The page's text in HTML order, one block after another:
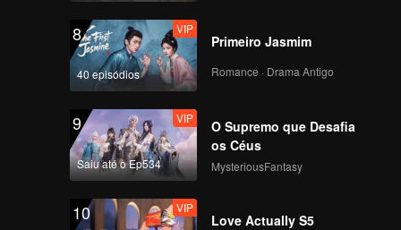
8
40 episódios
VIP
Primeiro Jasmim
Romance · Drama Antigo
9
Saiu até o Ep534
VIP
O Supremo que Desafia
os Céus
MysteriousFantasy
10 VIP
Love Actually S5